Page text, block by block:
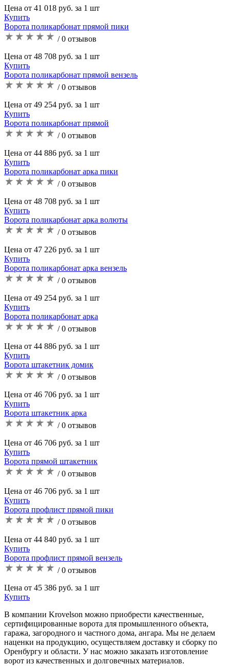
Цена от 41 018 руб. за 1 шт
Купить
Ворота поликарбонат прямой пики
/ 0 отзывов
Цена от 48 708 руб. за 1 шт
Купить
Ворота поликарбонат прямой вензель
/ 0 отзывов
Цена от 49 254 руб. за 1 шт
Купить
Ворота поликарбонат прямой
/ 0 отзывов
Цена от 44 886 руб. за 1 шт
Купить
Ворота поликарбонат арка пики
/ 0 отзывов
Цена от 48 708 руб. за 1 шт
Купить
Ворота поликарбонат арка волюты
/ 0 отзывов
Цена от 47 226 руб. за 1 шт
Купить
Ворота поликарбонат арка вензель
/ 0 отзывов
Цена от 49 254 руб. за 1 шт
Купить
Ворота поликарбонат арка
/ 0 отзывов
Цена от 44 886 руб. за 1 шт
Купить
Ворота штакетник домик
/ 0 отзывов
Цена от 46 706 руб. за 1 шт
Купить
Ворота штакетник арка
/ 0 отзывов
Цена от 46 706 руб. за 1 шт
Купить
Ворота прямой штакетник
/ 0 отзывов
Цена от 46 706 руб. за 1 шт
Купить
Ворота профлист прямой пики
/ 0 отзывов
Цена от 44 840 руб. за 1 шт
Купить
Ворота профлист прямой вензель
/ 0 отзывов
Цена от 45 386 руб. за 1 шт
Купить
В компании Krovelson можно приобрести качественные,
сертифицированные ворота для промышленного объекта,
гаража, загородного и частного дома, ангара. Мы не делаем
наценки на продукцию, осуществляем доставку и сборку по
Оренбургу и области. У нас можно заказать изготовление
ворот из качественных и долговечных материалов.